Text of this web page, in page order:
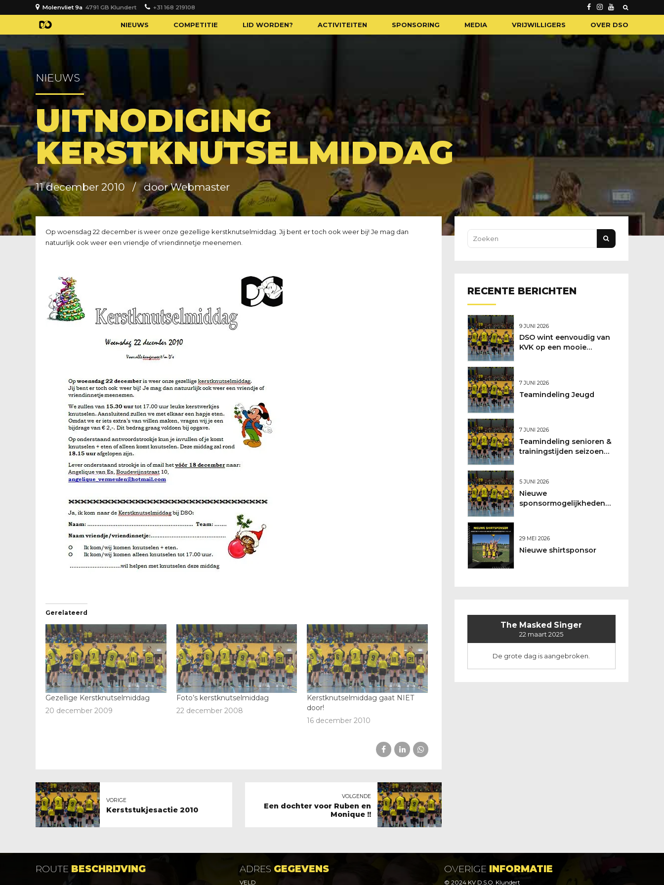
Molenvliet 9a 4791 GB Klundert +31 168 219108
NIEUWS COMPETITIE LID WORDEN? ACTIVITEITEN SPONSORING MEDIA VRIJWILLIGERS OVER DSO
NIEUWS
UITNODIGING
KERSTKNUTSELMIDDAG
11 december 2010 door Webmaster
Op woensdag 22 december is weer onze gezellige kerstknutselmiddag. Jij bent er toch ook weer bij! Je mag dan
natuurlijk ook weer een vriendje of vriendinnetje meenemen.
Gerelateerd
Gezellige Kerstknutselmiddag
20 december 2009
Foto’s kerstknutselmiddag
22 december 2008
Kerstknutselmiddag gaat NIET
door!
16 december 2010
VORIGE
Kerststukjesactie 2010
VOLGENDE
Een dochter voor Ruben en
Monique !!
RECENTE BERICHTEN
9 JUNI 2026
DSO wint eenvoudig van
KVK op een mooie
7 JUNI 2026
Teamindeling Jeugd
7 JUNI 2026
Teamindeling senioren &
trainingstijden seizoen
5 JUNI 2026
Nieuwe
sponsormogelijkheden
29 MEI 2026
Nieuwe shirtsponsor
The Masked Singer
22 maart 2025
De grote dag is aangebroken.
ROUTE BESCHRIJVING ADRES GEGEVENS
VELD
OVERIGE INFORMATIE
© 2024 KV D.S.O. Klundert